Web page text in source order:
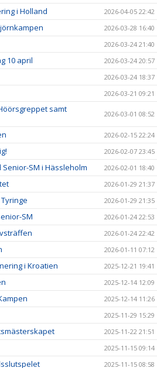
i Holland 2026-04-05 22:42
2026-03-28 16:40
2026-03-24 21:40
10 april 2026-03-24 20:57
2026-03-24 18:37
2026-03-21 09:21
samt
2026-03-01 08:52
2026-02-15 22:24
2026-02-07 23:45
Senior-SM i Hässleholm 2026-02-01 18:40
2026-01-29 21:37
2026-01-29 21:35
SM 2026-01-24 22:53
2026-01-24 22:42
2026-01-11 07:12
i Kroatien 2025-12-21 19:41
2025-12-14 12:09
2025-12-14 11:26
2025-11-29 15:29
2025-11-22 21:51
2025-11-15 09:14
2025-11-15 08:58